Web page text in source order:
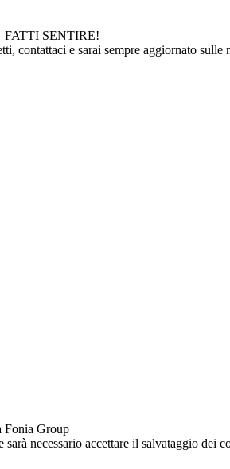
FATTI SENTIRE!
contattaci e sarai sempre aggiornato sulle
Fonia Group
necessario accettare il salvataggio dei